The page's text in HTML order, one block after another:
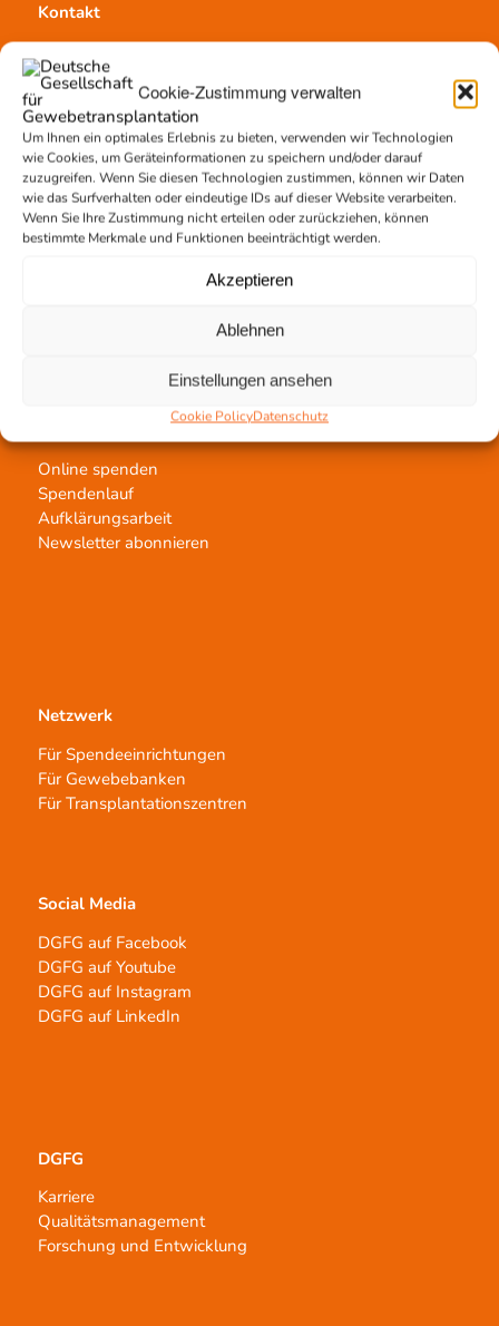
Cookie-Zustimmung verwalten
Um Ihnen ein optimales Erlebnis zu bieten, verwenden wir Technologien
wie Cookies, um Geräteinformationen zu speichern und/oder darauf
zuzugreifen. Wenn Sie diesen Technologien zustimmen, können wir Daten
wie das Surfverhalten oder eindeutige IDs auf dieser Website verarbeiten.
Wenn Sie Ihre Zustimmung nicht erteilen oder zurückziehen, können
bestimmte Merkmale und Funktionen beeinträchtigt werden.
Akzeptieren
Ablehnen
Einstellungen ansehen
Cookie PolicyDatenschutz
Kontakt
Spendestandorte
Vermittlungsstelle
Gewebetransplantation
Jetzt untertstützen!
Online spenden
Spendenlauf
Aufklärungsarbeit
Newsletter abonnieren
Netzwerk
Für Spendeeinrichtungen
Für Gewebebanken
Für Transplantationszentren
Social Media
DGFG auf Facebook
DGFG auf Youtube
DGFG auf Instagram
DGFG auf LinkedIn
DGFG
Karriere
Qualitätsmanagement
Forschung und Entwicklung